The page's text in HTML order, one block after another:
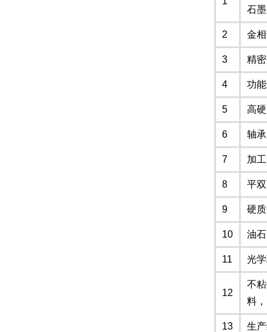
石
2 金
3 精
4 功
5 高
6 轴
7 加
8 平
9 硬
10 油
11 光
12
不
料
13 生